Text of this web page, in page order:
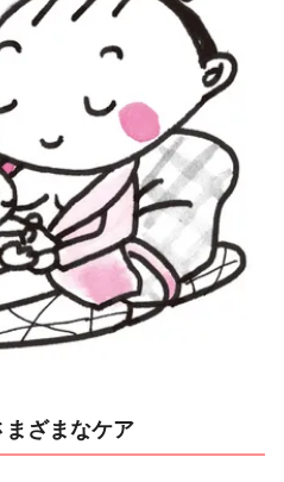
ざまなケア